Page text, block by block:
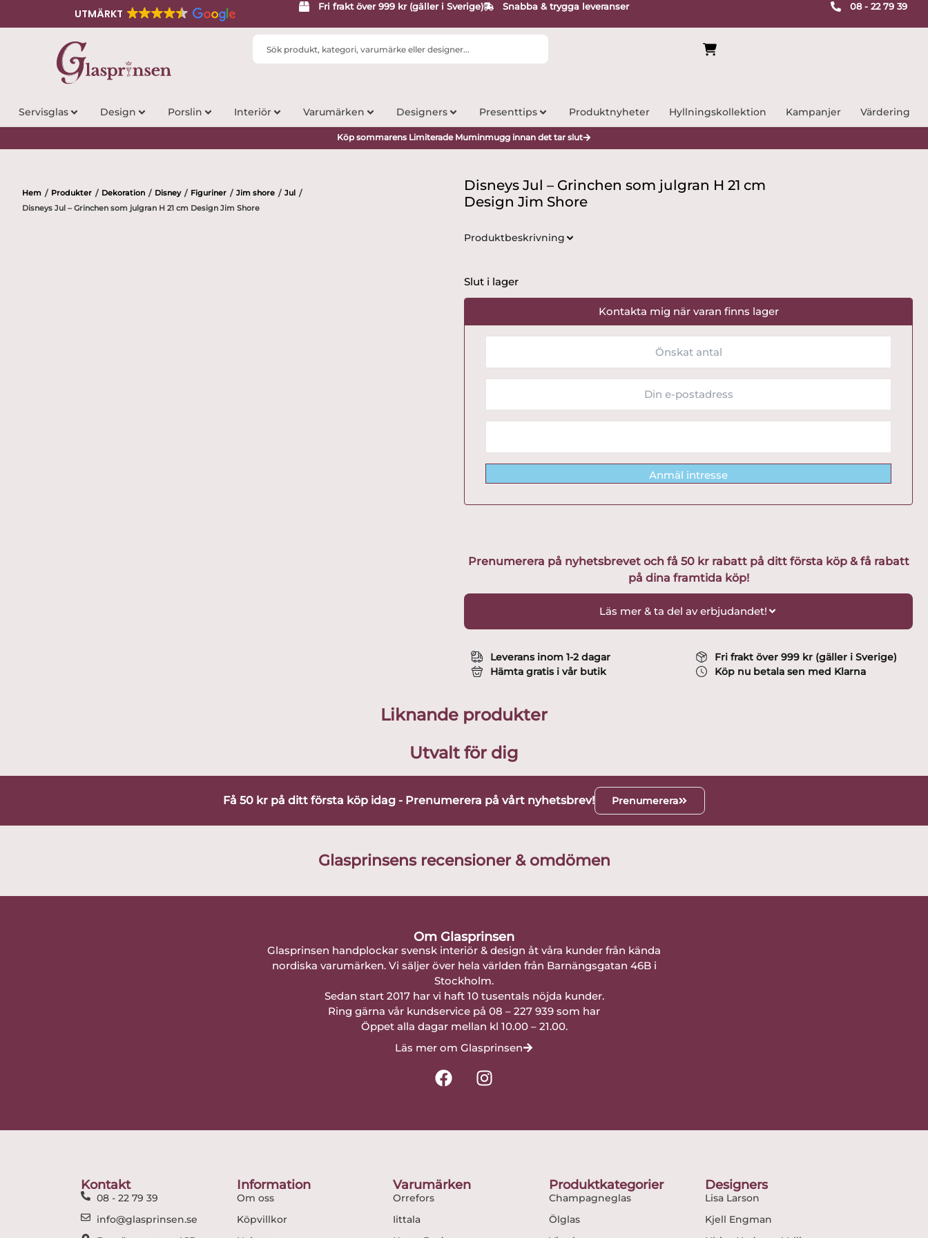
UTMÄRKT
Fri frakt över 999 kr (gäller i Sverige) Snabba & trygga leveranser 08 - 22 79 39
Search
Servisglas Design Porslin Interiör Varumärken Designers Presenttips Produktnyheter Hyllningskollektion Kampanjer Värdering
Köp sommarens Limiterade Muminmugg innan det tar slut
Hem / Produkter / Dekoration / Disney / Figuriner / Jim shore / Jul /
Disneys Jul – Grinchen som julgran H 21 cm Design Jim Shore
Disneys Jul – Grinchen som julgran H 21 cm
Design Jim Shore
Produktbeskrivning
Slut i lager
Kontakta mig när varan finns lager
Anmäl intresse
Prenumerera på nyhetsbrevet och få 50 kr rabatt på ditt första köp & få rabatt
på dina framtida köp!
Läs mer & ta del av erbjudandet!
Leverans inom 1-2 dagar
Hämta gratis i vår butik
Fri frakt över 999 kr (gäller i Sverige)
Köp nu betala sen med Klarna
Liknande produkter
Utvalt för dig
Få 50 kr på ditt första köp idag - Prenumerera på vårt nyhetsbrev! Prenumerera
Glasprinsens recensioner & omdömen
Om Glasprinsen
Glasprinsen handplockar svensk interiör & design åt våra kunder från kända
nordiska varumärken. Vi säljer över hela världen från Barnängsgatan 46B i
Stockholm.
Sedan start 2017 har vi haft 10 tusentals nöjda kunder.
Ring gärna vår kundservice på 08 – 227 939 som har
Öppet alla dagar mellan kl 10.00 – 21.00.
Läs mer om Glasprinsen
F
a
k
I
n
Kontakt
08 - 22 79 39
info@glasprinsen.se
Information
Om oss
Köpvillkor
Varumärken
Orrefors
Iittala
Produktkategorier
Champagneglas
Ölglas
Designers
Lisa Larson
Kjell Engman